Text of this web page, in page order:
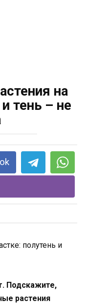
на
тень – не
Подскажите,
растения